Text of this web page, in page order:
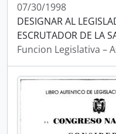
07/30/1998
DESIGNAR AL
ESCRUTADOR DE LA
Funcion Legislativa –